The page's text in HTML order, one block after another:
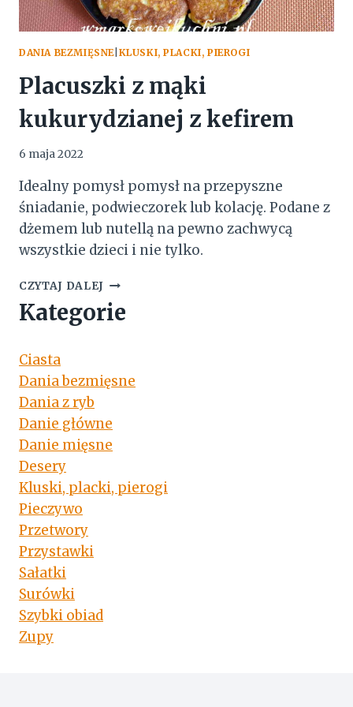
DANIA BEZMIĘSNE| KLUSKI, PLACKI, PIEROGI
Placuszki z mąki
kukurydzianej z kefirem
6 maja 2022
Idealny pomysł pomysł na przepyszne
śniadanie, podwieczorek lub kolację. Podane z
dżemem lub nutellą na pewno zachwycą
wszystkie dzieci i nie tylko.
CZYTAJ DALEJ PLACUSZKI
MĄKI
Kategorie
Ciasta
Dania bezmięsne
Dania z ryb
Danie główne
Danie mięsne
Desery
Kluski, placki, pierogi
Pieczywo
Przetwory
Przystawki
Sałatki
Surówki
Szybki obiad
Zupy